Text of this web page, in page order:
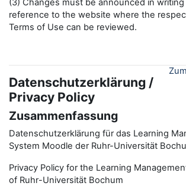
(3) Changes must be announced in
reference to the website where the
Terms of Use can be reviewed.
Datenschutzerklärung /
Privacy Policy
Zusammenfassung
Datenschutzerklärung für das Learning
System Moodle der Ruhr-Universität
Privacy Policy for the Learning M
of Ruhr-Universität Bochum